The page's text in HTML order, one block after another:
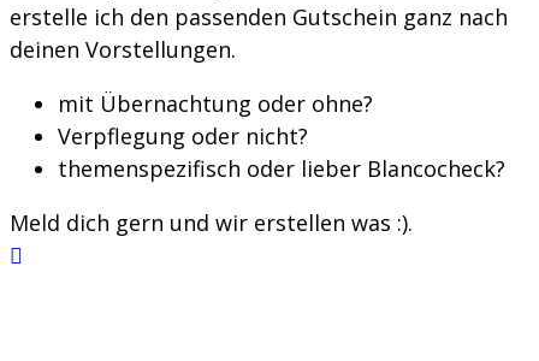
erstelle ich den passenden Gutschein ganz nach
deinen Vorstellungen.
mit Übernachtung oder ohne?
Verpflegung oder nicht?
themenspezifisch oder lieber Blancocheck?
Meld dich gern und wir erstellen was :).